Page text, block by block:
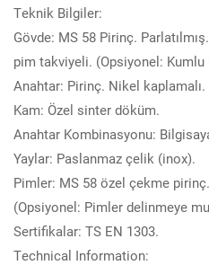
Teknik Bilgiler:
Gövde: MS 58 Pirinç.
pim takviyeli. (Opsiyonel: Kumlu
Anahtar: Pirinç. Nikel
Kam: Özel sinter döküm.
Anahtar Kombinasyonu:
Yaylar: Paslanmaz çelik (inox).
Pimler: MS 58 özel çekme pirinç.
(Opsiyonel: Pimler delinmeye
Sertifikalar: TS EN 1303.
Technical Information: